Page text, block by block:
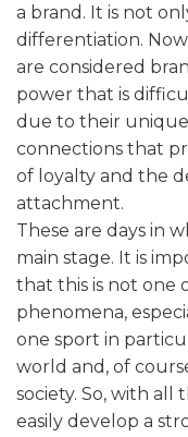
a brand. It is not
differentiation.
are considered
power that is
due to their
connections that
of loyalty and the
attachment.
These are days in
main stage. It is
that this is not one
phenomena,
one sport in
world and, of
society. So, with all
easily develop a